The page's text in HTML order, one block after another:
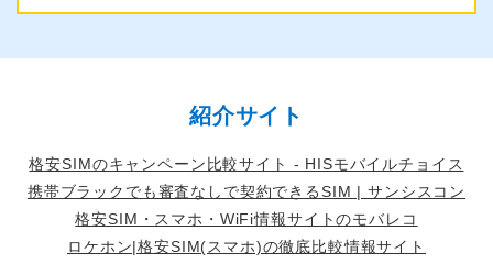
紹介サイト
格安SIMのキャンペーン比較サイト - HISモバイルチョイス
携帯ブラックでも審査なしで契約できるSIM | サンシスコン
格安SIM・スマホ・WiFi情報サイトのモバレコ
ロケホン|格安SIM(スマホ)の徹底比較情報サイト